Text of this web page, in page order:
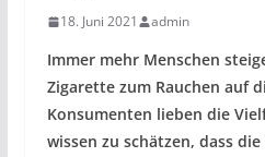
18. Juni 2021 admin
Immer mehr Menschen
Zigarette zum Rauchen auf
Konsumenten lieben die
wissen zu schätzen, dass